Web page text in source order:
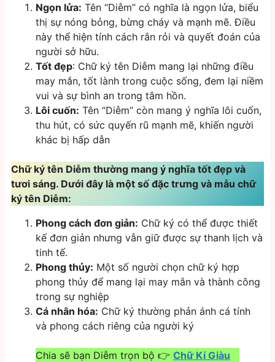
Ngọn lửa: Tên “Diễm” có nghĩa là ngọn lửa, biểu
thị sự nóng bỏng, bừng cháy và mạnh mẽ. Điều
này thể hiện tính cách rắn rỏi và quyết đoán của
người sở hữu.
Tốt đẹp: Chữ ký tên Diễm mang lại những điều
may mắn, tốt lành trong cuộc sống, đem lại niềm
vui và sự bình an trong tâm hồn.
Lôi cuốn: Tên “Diễm” còn mang ý nghĩa lôi cuốn,
thu hút, có sức quyến rũ mạnh mẽ, khiến người
khác bị hấp dẫn
Chữ ký tên Diễm thường mang ý nghĩa tốt đẹp và
tươi sáng. Dưới đây là một số đặc trưng và mẫu chữ
ký tên Diễm:
Phong cách đơn giản: Chữ ký có thể được thiết
kế đơn giản nhưng vẫn giữ được sự thanh lịch và
tinh tế.
Phong thủy: Một số người chọn chữ ký hợp
phong thủy để mang lại may mắn và thành công
trong sự nghiệp
Cá nhân hóa: Chữ ký thường phản ánh cá tính
và phong cách riêng của người ký
Chia sẽ bạn Diễm trọn bộ 👉 Chữ Kí Giàu